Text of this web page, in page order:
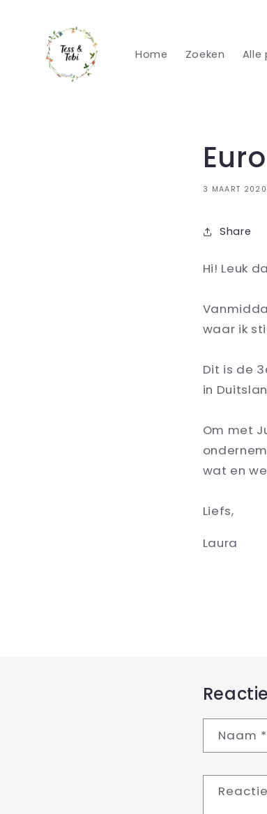
content
Home Zoeken Alle
3 MAART 2020
Share
Hi! Leuk
waar ik
Dit is de
in
Om met
wat en
Liefs,
Laura
Naam *
Reactie